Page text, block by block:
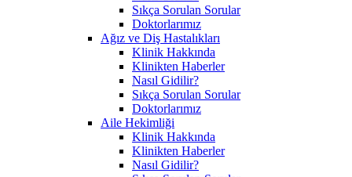
Sıkça Sorulan Sorular
Doktorlarımız
Ağız ve Diş Hastalıkları
Klinik Hakkında
Klinikten Haberler
Nasıl Gidilir?
Sıkça Sorulan Sorular
Doktorlarımız
Aile Hekimliği
Klinik Hakkında
Klinikten Haberler
Nasıl Gidilir?